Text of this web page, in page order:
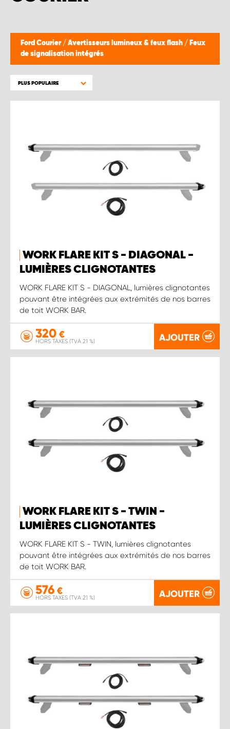
Ford Courier / Avertisseurs lumineux & feux flash / Feux
de signalisation intégrés
PLUS POPULAIRE
WORK FLARE KIT S - DIAGONAL -
LUMIÈRES CLIGNOTANTES
WORK FLARE KIT S - DIAGONAL, lumières clignotantes
pouvant être intégrées aux extrémités de nos barres
de toit WORK BAR.
320 €
HORS TAXES (TVA 21 %) AJOUTER
WORK FLARE KIT S - TWIN -
LUMIÈRES CLIGNOTANTES
WORK FLARE KIT S - TWIN, lumières clignotantes
pouvant être intégrées aux extrémités de nos barres
de toit WORK BAR.
576 €
HORS TAXES (TVA 21 %) AJOUTER
WORK SYSTEM BRUXELLES
WORK SYSTEM LIMBURG-KEMPEN
WORK SYSTEM WEST BY PRO-VAN